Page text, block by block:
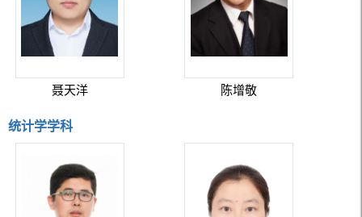
聂天洋 陈增敬
统计学学科